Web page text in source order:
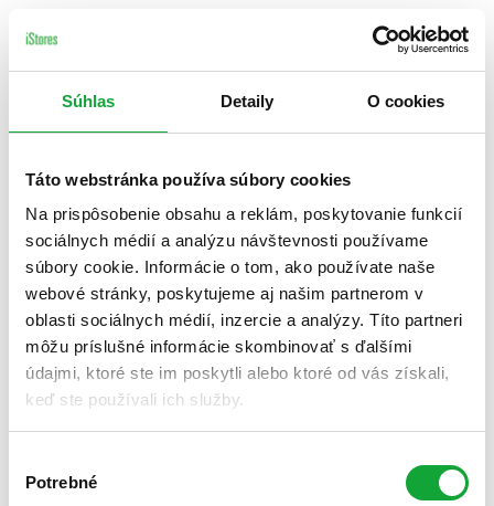
Súhlas Detaily O cookies
Táto webstránka používa súbory cookies
Na prispôsobenie obsahu a reklám, poskytovanie funkcií
sociálnych médií a analýzu návštevnosti používame
súbory cookie. Informácie o tom, ako používate naše
webové stránky, poskytujeme aj našim partnerom v
oblasti sociálnych médií, inzercie a analýzy. Títo partneri
môžu príslušné informácie skombinovať s ďalšími
údajmi, ktoré ste im poskytli alebo ktoré od vás získali,
keď ste používali ich služby.
súhlasu
Potrebné